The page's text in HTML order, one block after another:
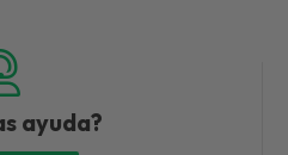
ayuda?